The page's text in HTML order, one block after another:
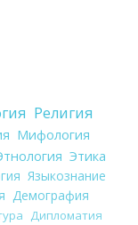
Религия
Мифология
Этика
Языкознание
Демография
Дипломатия